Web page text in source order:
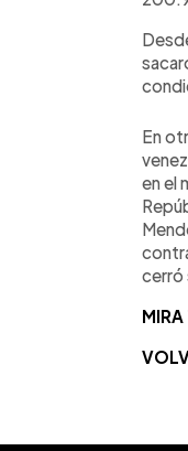
En
en el
cerró